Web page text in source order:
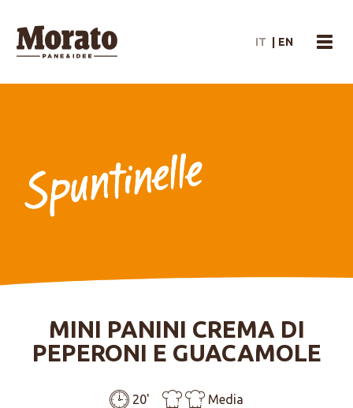
IT EN
MINI PANINI CREMA DI
PEPERONI E GUACAMOLE
20' Media